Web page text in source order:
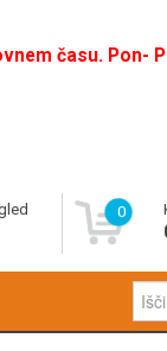
času. Pon-
0